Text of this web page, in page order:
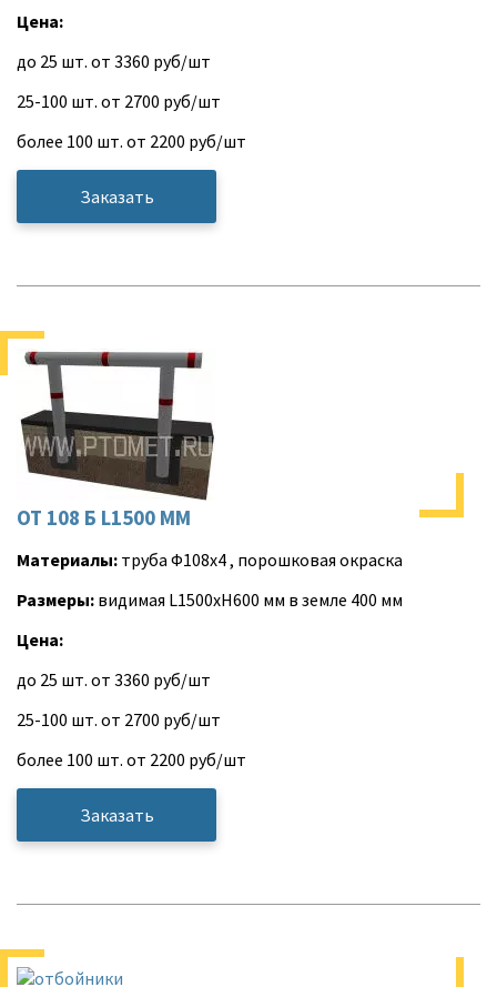
Цена:
до 25 шт. от 3360 руб/шт
25-100 шт. от 2700 руб/шт
более 100 шт. от 2200 руб/шт
Заказать
ОТ 108 Б L1500 ММ
Материалы: труба Ф108х4 , порошковая окраска
Размеры: видимая L1500хH600 мм в земле 400 мм
Цена:
до 25 шт. от 3360 руб/шт
25-100 шт. от 2700 руб/шт
более 100 шт. от 2200 руб/шт
Заказать